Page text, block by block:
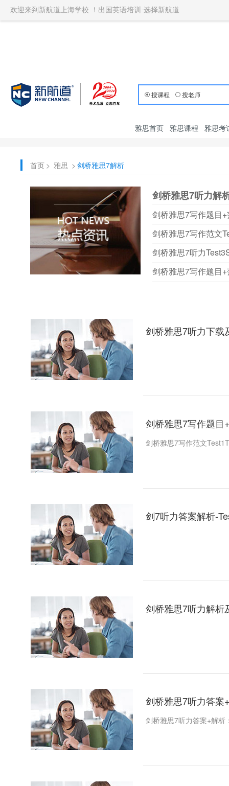
欢迎来到新航道上海学校 ！出国英语培训·选择新航道
搜课程 搜老师
雅思首页 雅思课程 雅思考
首页 > 雅思 > 剑桥雅思7解析
剑桥雅思7听力解
剑桥雅思7写作题目
剑桥雅思7写作范文
剑桥雅思7听力
剑桥雅思7写作题目
剑桥雅思7听力下载
剑桥雅思7写作题目
剑桥雅思7写作范文
剑7听力答案解析-
剑桥雅思7听力解析
剑桥雅思7听力答案
剑桥雅思7听力答案+解析